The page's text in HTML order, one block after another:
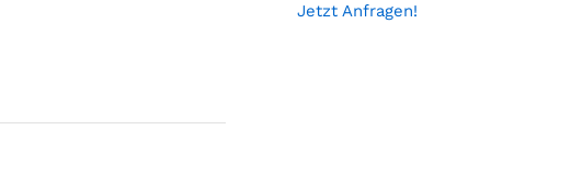
Jetzt Anfragen!